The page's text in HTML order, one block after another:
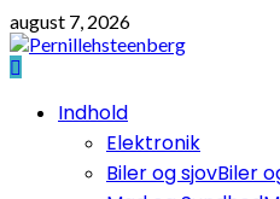
Skip
to
content
august 7, 2026
PrimaryIndhold
Elektronik
Biler og sjovBiler